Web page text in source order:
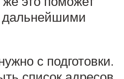
дальнейшими
с подготовки.